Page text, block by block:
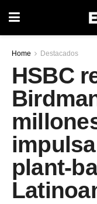
Home Destacados
HSBC
plant-